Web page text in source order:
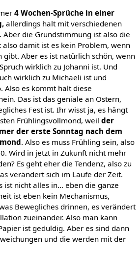
4 Wochen-Sprüche in einer
allerdings halt mit verschiedenen
Aber die Grundstimmung ist also die
damit ist es kein Problem, wenn
gibt. Aber es ist natürlich schön, wenn
wirklich zu Johanni ist. Und
wirklich zu Michaeli ist und
Also es kommt halt diese
Das ist das geniale an Ostern,
Fest ist. Ihr wisst ja, es hängt
Frühlingsvollmond, weil der
der erste Sonntag nach dem
. Also es muss Frühling sein, also
Wird in jetzt in Zukunft nicht mehr
Es geht eher die Tendenz, also zu
verändert sich im Laufe der Zeit.
ist nicht alles in… eben die ganze
ist eben kein Mechanismus,
Bewegliches drinnen, es verändert
zueinander. Also man kann
ist geduldig. Aber es sind dann
und die werden mit der